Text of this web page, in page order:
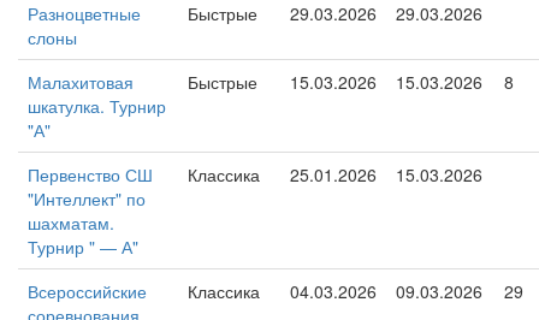
Разноцветные
слоны
Быстрые 29.03.2026 29.03.2026
Малахитовая
шкатулка. Турнир
"А"
Быстрые 15.03.2026 15.03.2026 8
Первенство СШ
"Интеллект" по
шахматам.
Турнир " — А"
Классика 25.01.2026 15.03.2026
Всероссийские
соревнования
Классика 04.03.2026 09.03.2026 29